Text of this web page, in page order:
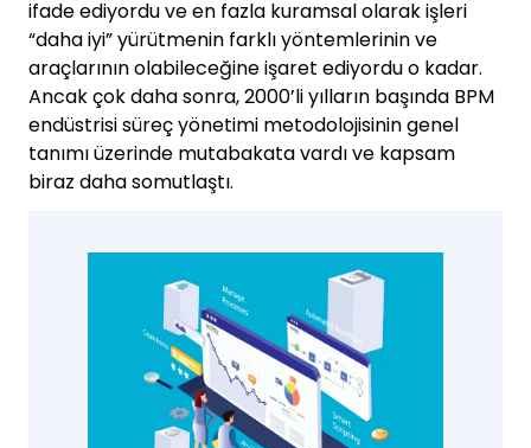
ifade ediyordu ve en fazla kuramsal olarak işleri
“daha iyi” yürütmenin farklı yöntemlerinin ve
araçlarının olabileceğine işaret ediyordu o kadar.
Ancak çok daha sonra, 2000’li yılların başında BPM
endüstrisi süreç yönetimi metodolojisinin genel
tanımı üzerinde mutabakata vardı ve kapsam
biraz daha somutlaştı.